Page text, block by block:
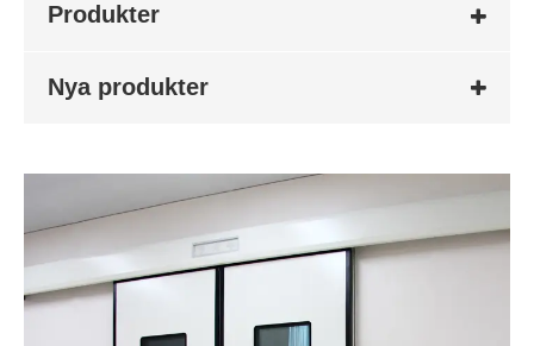
Produkter
Nya produkter